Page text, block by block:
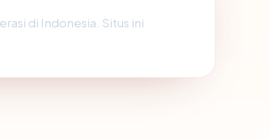
di Indonesia. Situs ini